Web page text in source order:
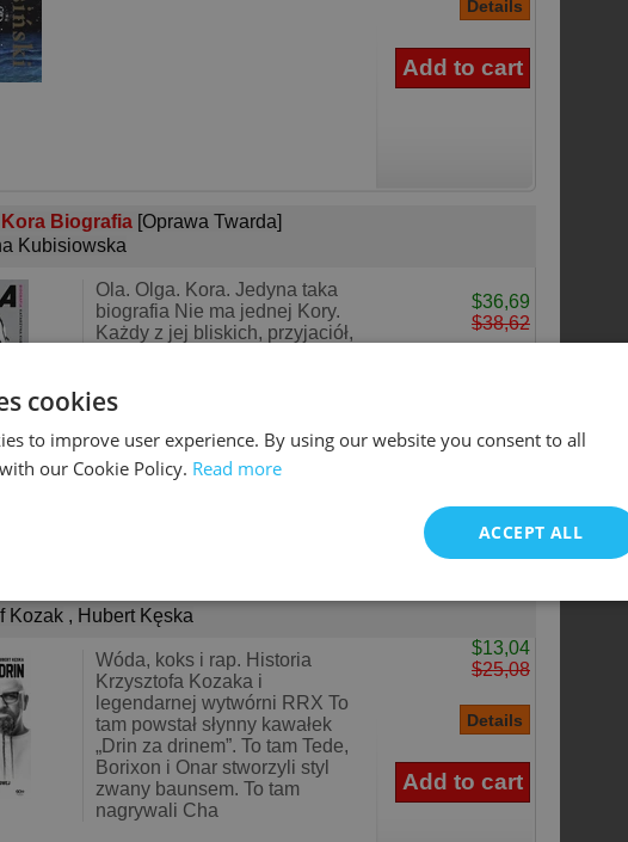
Biografia [Oprawa Twarda]
Kubisiowska
Ola. Olga. Kora. Jedyna taka
biografia Nie ma jednej Kory.
Każdy z jej bliskich, przyjaciół,
osobie. Kobieta – żywioł.
$36,69
$38,62
Kozak , Hubert Kęska
Wóda, koks i rap. Historia
Krzysztofa Kozaka i
legendarnej wytwórni RRX To
tam powstał słynny kawałek
„Drin za drinem”. To tam Tede,
Borixon i Onar stworzyli styl
zwany baunsem. To tam
nagrywali Cha
$13,04
$25,08
cookies
to improve user experience. By using our website you consent to all
our Cookie Policy. Read more
ACCEPT ALL